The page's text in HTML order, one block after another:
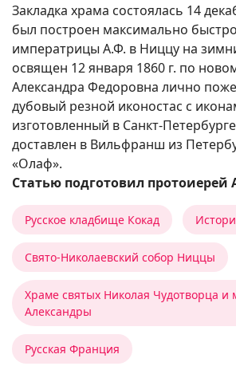
Закладка храма состоялась 14
был построен максимально
императрицы А.Ф. в Ниццу на
освящен 12 января 1860 г. по
Александра Федоровна лично
дубовый резной иконостас с
изготовленный в Санкт-
доставлен в Вильфранш из
«Олаф».
Статью подготовил протоиерей
Русское кладбище Кокад
Свято-Николаевский собор Ниццы
Храме святых Николая Чудотворца и
Александры
Русская Франция